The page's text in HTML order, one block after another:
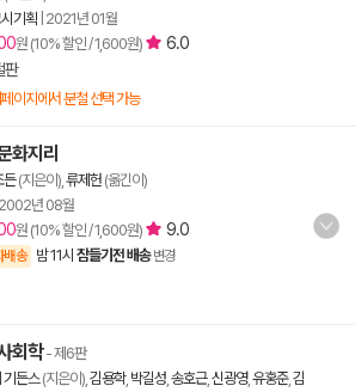
기획 2021년 01월
원 (10% 할인 / 1,600원)
6.0
판
이지에서 분철 선택 가능
화지리
든(지은이), 류제헌 (옮긴이)
2002년 08월
원 (10% 할인 / 1,600원) 9.0
배송 밤 11시 잠들기전 배송 변경
회학- 제6판
기든스(지은이), 김용학, 박길성 송호근, 신광영, 유홍준, 김